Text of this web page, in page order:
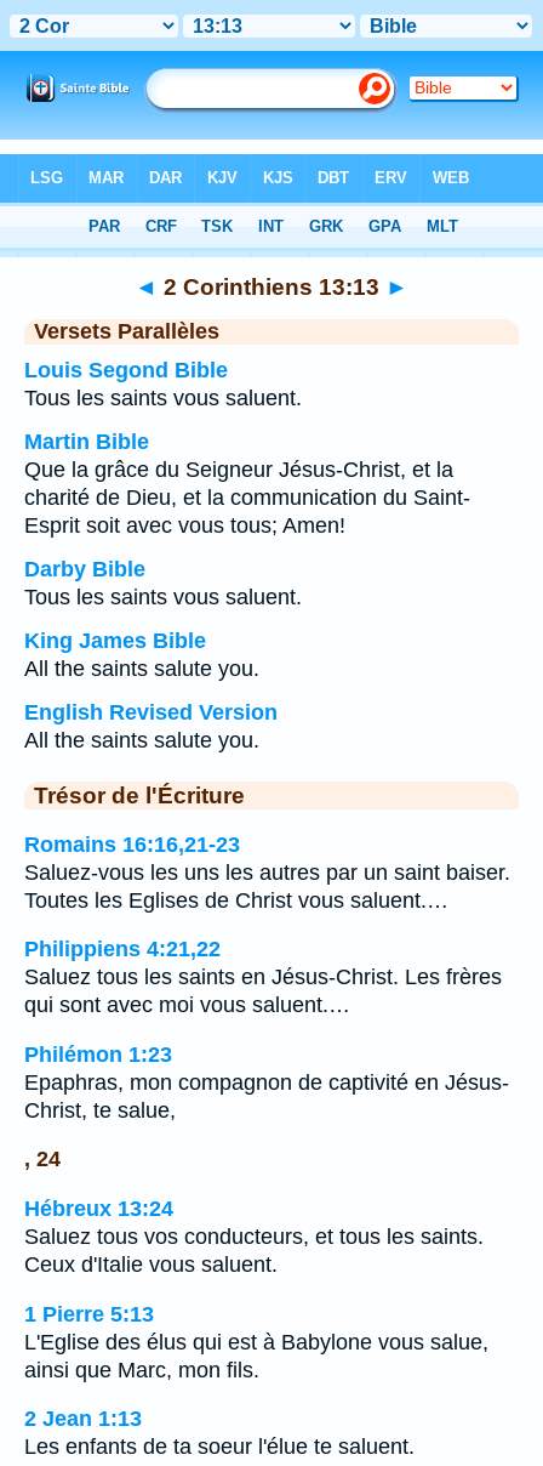
> Chapitre 13 > Verset 13
◄ 2 Corinthiens 13:13 ►
Versets Parallèles
Louis Segond Bible
Tous les saints vous saluent.
Martin Bible
Que la grâce du Seigneur Jésus-Christ, et la
charité de Dieu, et la communication du Saint-
Esprit soit avec vous tous; Amen!
Darby Bible
Tous les saints vous saluent.
King James Bible
All the saints salute you.
English Revised Version
All the saints salute you.
Trésor de l'Écriture
Romains 16:16,21-23
Saluez-vous les uns les autres par un saint baiser.
Toutes les Eglises de Christ vous saluent.…
Philippiens 4:21,22
Saluez tous les saints en Jésus-Christ. Les frères
qui sont avec moi vous saluent.…
Philémon 1:23
Epaphras, mon compagnon de captivité en Jésus-
Christ, te salue,
, 24
Hébreux 13:24
Saluez tous vos conducteurs, et tous les saints.
Ceux d'Italie vous saluent.
1 Pierre 5:13
L'Eglise des élus qui est à Babylone vous salue,
ainsi que Marc, mon fils.
2 Jean 1:13
Les enfants de ta soeur l'élue te saluent.